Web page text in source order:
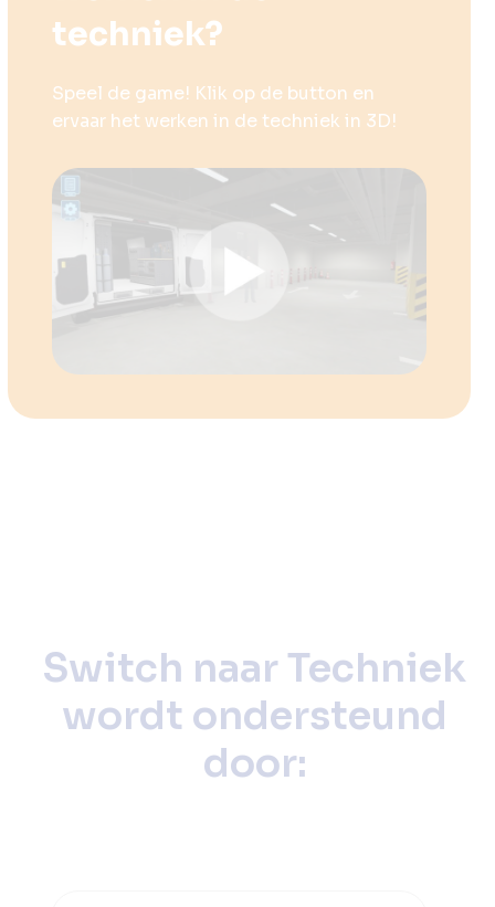
techniek?
Speel de game! Klik op de button en
ervaar het werken in de techniek in 3D!
Switch naar Techniek
wordt ondersteund
door: